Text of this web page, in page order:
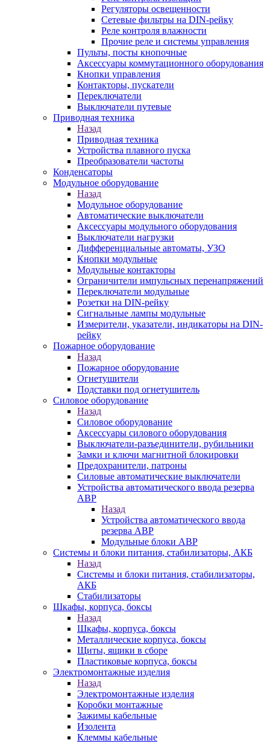
Регуляторы освещенности
Сетевые фильтры на DIN-рейку
Реле контроля влажности
Прочие реле и системы управления
Пульты, посты кнопочные
Аксессуары коммутационного оборудования
Кнопки управления
Контакторы, пускатели
Переключатели
Выключатели путевые
Приводная техника
Назад
Приводная техника
Устройства плавного пуска
Преобразователи частоты
Конденсаторы
Модульное оборудование
Назад
Модульное оборудование
Автоматические выключатели
Аксессуары модульного оборудования
Выключатели нагрузки
Дифференциальные автоматы, УЗО
Кнопки модульные
Модульные контакторы
Ограничители импульсных перенапряжений
Переключатели модульные
Розетки на DIN-рейку
Сигнальные лампы модульные
Измерители, указатели, индикаторы на DIN-
рейку
Пожарное оборудование
Назад
Пожарное оборудование
Огнетушители
Подставки под огнетушитель
Силовое оборудование
Назад
Силовое оборудование
Аксессуары силового оборудования
Выключатели-разъединители, рубильники
Замки и ключи магнитной блокировки
Предохранители, патроны
Силовые автоматические выключатели
Устройства автоматического ввода резерва
АВР
Назад
Устройства автоматического ввода
резерва АВР
Модульные блоки АВР
Системы и блоки питания, стабилизаторы, АКБ
Назад
Системы и блоки питания, стабилизаторы,
АКБ
Стабилизаторы
Шкафы, корпуса, боксы
Назад
Шкафы, корпуса, боксы
Металлические корпуса, боксы
Щиты, ящики в сборе
Пластиковые корпуса, боксы
Электромонтажные изделия
Назад
Электромонтажные изделия
Коробки монтажные
Зажимы кабельные
Изолента
Клеммы кабельные